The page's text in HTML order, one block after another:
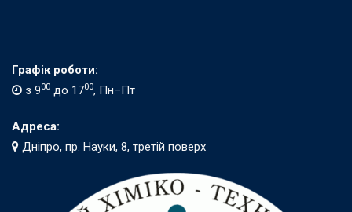
Графік роботи:
з 900 до 1700, Пн–Пт
Адреса:
Дніпро, пр. Науки, 8, третій поверх